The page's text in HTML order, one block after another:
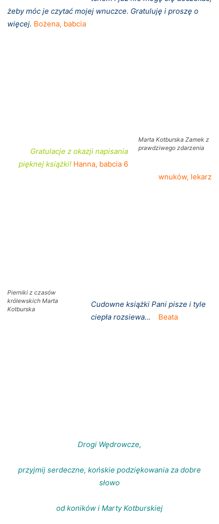
żeby móc je czytać mojej wnuczce. Gratuluję i proszę o
więcej. Bożena, babcia
Marta Kotburska Zamek z
prawdziwego zdarzenia
Gratulacje z okazji napisania
pięknej książki! Hanna, babcia 6
wnuków, lekarz
Pierniki z czasów
królewskich Marta
Kotburska
Cudowne książki Pani pisze i tyle
ciepła rozsiewa…
Beata
Drogi Wędrowcze,
przyjmij serdeczne, końskie podziękowania za dobre
słowo
od koników i Marty Kotburskiej